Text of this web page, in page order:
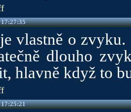
vlastně o
dlouho
hlavně když to